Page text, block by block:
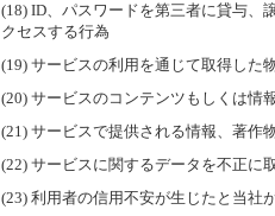
(18) ID、パスワードを第三者に貸与、
クセスする行為
(19) サービスの利用を通じて取得した
(20) サービスのコンテンツもしくは情
(21) サービスで提供される情報、著作
(22) サービスに関するデータを不正に
(23) 利用者の信用不安が生じたと当社